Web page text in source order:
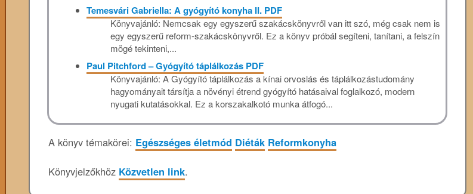
Temesvári Gabriella: A gyógyító konyha II. PDF
Könyvajánló: Nemcsak egy egyszerű szakácskönyvről van itt szó, még csak nem is
egy egyszerű reform-szakácskönyvről. Ez a könyv próbál segíteni, tanítani, a felszín
mögé tekinteni,...
Paul Pitchford – Gyógyító táplálkozás PDF
Könyvajánló: A Gyógyító táplálkozás a kínai orvoslás és táplálkozástudomány
hagyományait társítja a növényi étrend gyógyító hatásaival foglalkozó, modern
nyugati kutatásokkal. Ez a korszakalkotó munka átfogó...
A könyv témakörei: Egészséges életmód Diéták Reformkonyha
Könyvjelzőkhöz Közvetlen link.